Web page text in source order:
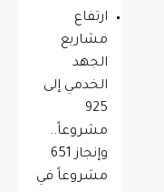
ارتفاع
مشاريع
الجهد
الخدمي إلى
925
مشروعاً..
وإنجاز 651
مشروعاً في